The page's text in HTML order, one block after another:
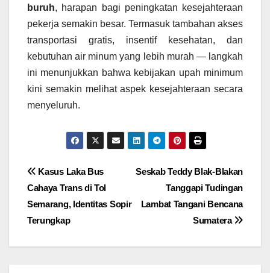
buruh, harapan bagi peningkatan kesejahteraan
pekerja semakin besar. Termasuk tambahan akses
transportasi gratis, insentif kesehatan, dan
kebutuhan air minum yang lebih murah — langkah
ini menunjukkan bahwa kebijakan upah minimum
kini semakin melihat aspek kesejahteraan secara
menyeluruh.
Navigasi
pos
Seskab Teddy Blak-Blakan
Tanggapi Tudingan
Lambat Tangani Bencana
Sumatera
Kasus Laka Bus
Cahaya Trans di Tol
Semarang, Identitas Sopir
Terungkap